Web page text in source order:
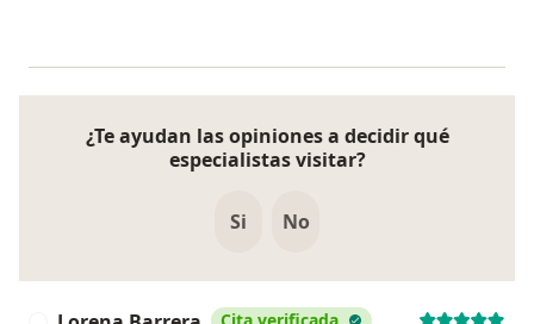
¿Te ayudan las opiniones a decidir qué
especialistas visitar?
Si No